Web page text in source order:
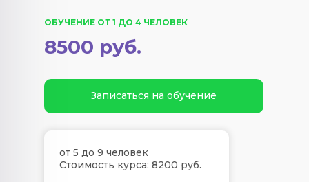
Записаться на обучение
ОБУЧЕНИЕ ОТ 1 ДО 4 ЧЕЛОВЕК
8500 руб.
от 5 до 9 человек
Стоимость курса: 8200 руб.